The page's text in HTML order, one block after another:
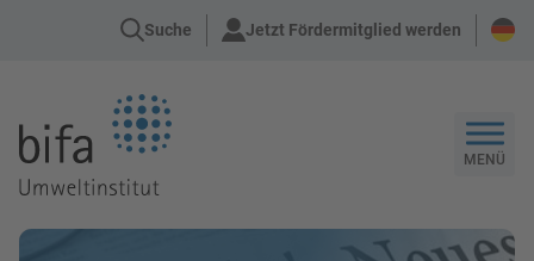
Suche Jetzt Fördermitglied werden
MENÜ